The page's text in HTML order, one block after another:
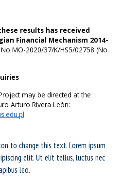
results has received
Financial Mechanism 2014-
MO-2020/37/K/HS5/02758 (No.
may be directed at the
Arturo Rivera León:
to change this text. Lorem ipsum
elit. Ut elit tellus, luctus nec
leo.